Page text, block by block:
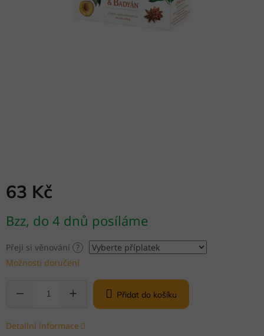
63 Kč
cena:
Bzz, do 4 dnů posíláme
Přeji si věnování ?
Možnosti doručení
Přidat do košíku
Detailní informace